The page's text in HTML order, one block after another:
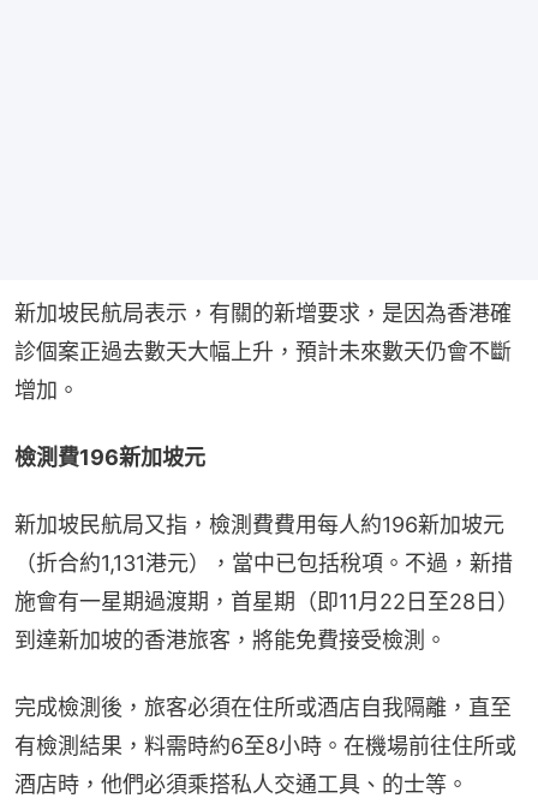
新加坡民航局表示，有關的新增要求，是因為香港確
診個案正過去數天大幅上升，預計未來數天仍會不斷
增加。
檢測費196新加坡元
新加坡民航局又指，檢測費費用每人約196新加坡元
（折合約1,131港元），當中已包括稅項。不過，新措
施會有一星期過渡期，首星期（即11月22日至28日）
到達新加坡的香港旅客，將能免費接受檢測。
完成檢測後，旅客必須在住所或酒店自我隔離，直至
有檢測結果，料需時約6至8小時。在機場前往住所或
酒店時，他們必須乘搭私人交通工具、的士等。